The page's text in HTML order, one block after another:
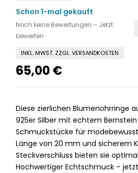
Schon 1-mal gekauft
Noch keine Bewertungen – Jetzt
bewerten
INKL. MWST. ZZGL. VERSANDKOSTEN
65,00€
Diese zierlichen Blumenohrringe
925er Silber mit echtem
Schmuckstücke für
Länge von 20 mm und sicherem
Steckverschluss bieten sie
Hochwertiger Echtschmuck –